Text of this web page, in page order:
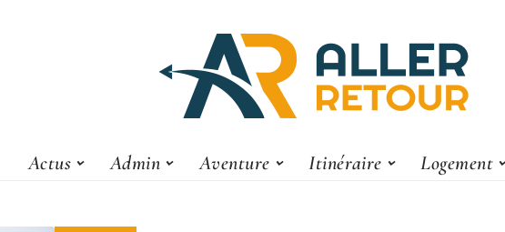
Actus Admin Aventure Itinéraire Logement